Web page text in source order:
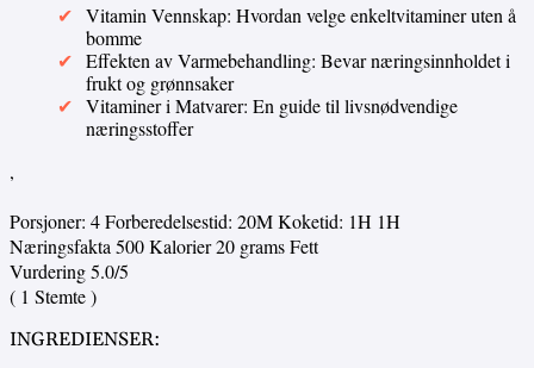
Vitamin Vennskap: Hvordan velge enkeltvitaminer uten å
bomme
Effekten av Varmebehandling: Bevar næringsinnholdet i
frukt og grønnsaker
Vitaminer i Matvarer: En guide til livsnødvendige
næringsstoffer
,
Porsjoner: 4Forberedelsestid: 20MKoketid: 1H 1H
Næringsfakta 500 Kalorier20 grams Fett
Vurdering5.0/5
( 1 Stemte )
INGREDIENSER: